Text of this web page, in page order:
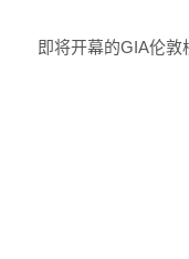
即将开幕的GIA伦